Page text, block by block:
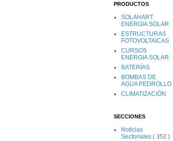
PRODUCTOS
SOLAHART
ENERGIA SOLAR
ESTRUCTURAS
FOTOVOLTAICAS
CURSOS
ENERGIA SOLAR
BATERÍAS
BOMBAS DE
AGUA PEDROLLO
CLIMATIZACIÓN
SECCIONES
Noticias
Sectoriales ( 352 )